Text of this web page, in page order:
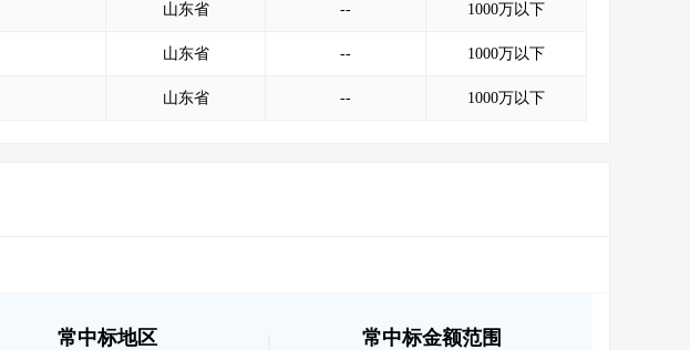
山东省 -- 1000万以下
山东省 -- 1000万以下
山东省 -- 1000万以下
常中标地区 常中标金额范围